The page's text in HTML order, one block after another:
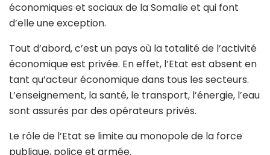
économiques et sociaux de la Somalie et qui font
d’elle une exception.
Tout d’abord, c’est un pays où la totalité de l’activité
économique est privée. En effet, l’Etat est absent en
tant qu’acteur économique dans tous les secteurs.
L’enseignement, la santé, le transport, l’énergie, l’eau
sont assurés par des opérateurs privés.
Le rôle de l’Etat se limite au monopole de la force
publique, police et armée.